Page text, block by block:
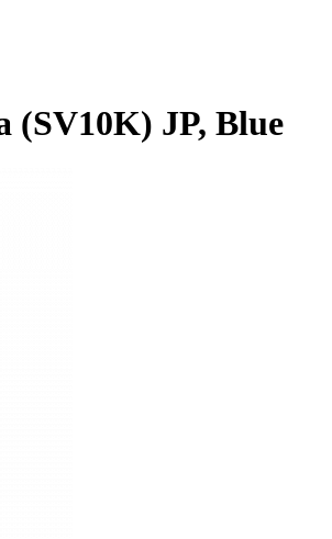
JP, Blue